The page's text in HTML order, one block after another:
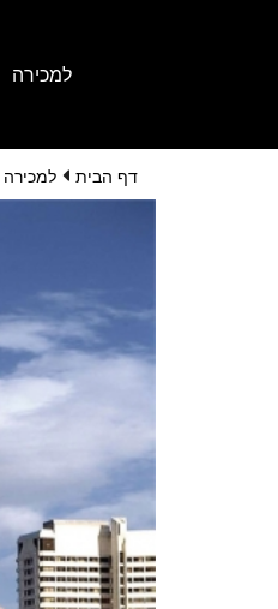
למכירה
דף הבית למכירה